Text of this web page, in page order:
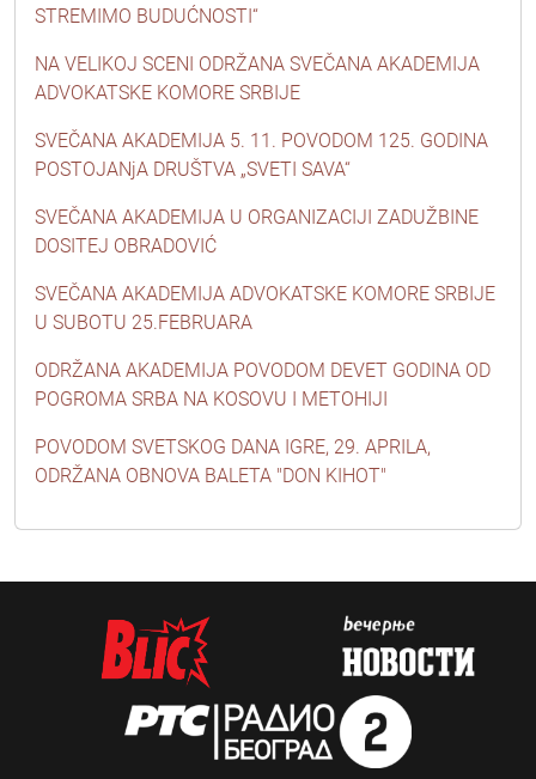
STREMIMO BUDUĆNOSTI“
NA VELIKOJ SCENI ODRŽANA SVEČANA AKADEMIJA
ADVOKATSKE KOMORE SRBIJE
SVEČANA AKADEMIJA 5. 11. POVODOM 125. GODINA
POSTOJANjA DRUŠTVA „SVETI SAVA“
SVEČANA AKADEMIJA U ORGANIZACIJI ZADUŽBINE
DOSITEJ OBRADOVIĆ
SVEČANA AKADEMIJA ADVOKATSKE KOMORE SRBIJE
U SUBOTU 25.FEBRUARA
ODRŽANA AKADEMIJA POVODOM DEVET GODINA OD
POGROMA SRBA NA KOSOVU I METOHIJI
POVODOM SVETSKOG DANA IGRE, 29. APRILA,
ODRŽANA OBNOVA BALETA "DON KIHOT"